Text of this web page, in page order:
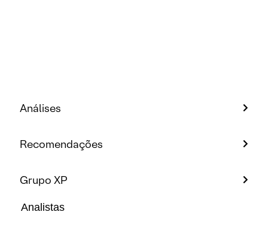
Análises
Recomendações
Grupo XP
Analistas